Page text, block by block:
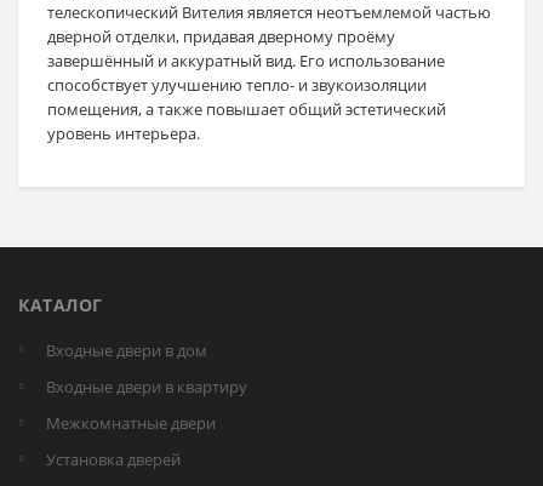
телескопический Вителия является неотъемлемой частью
дверной отделки, придавая дверному проёму
завершённый и аккуратный вид. Его использование
способствует улучшению тепло- и звукоизоляции
помещения, а также повышает общий эстетический
уровень интерьера.
КАТАЛОГ
Входные двери в дом
Входные двери в квартиру
Межкомнатные двери
Установка дверей